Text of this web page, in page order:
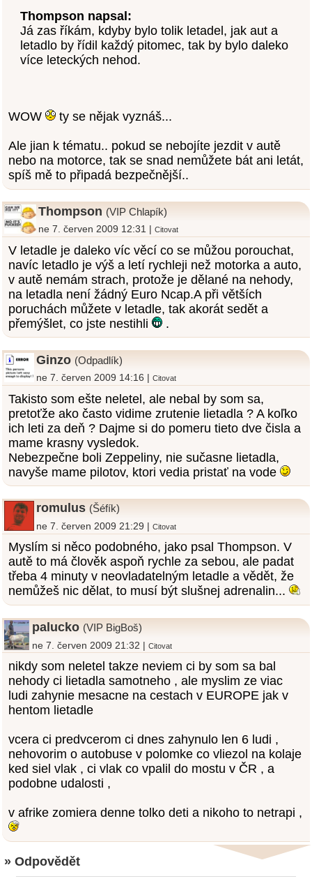
Thompson napsal:
Já zas říkám, kdyby bylo tolik letadel, jak aut a
letadlo by řídil každý pitomec, tak by bylo daleko
více leteckých nehod.
WOW ty se nějak vyznáš...
Ale jian k tématu.. pokud se nebojíte jezdit v autě
nebo na motorce, tak se snad nemůžete bát ani letát,
spíš mě to připadá bezpečnější..
Thompson (VIP Chlapík)
ne 7. červen 2009 12:31 |Citovat
V letadle je daleko víc věcí co se můžou porouchat,
navíc letadlo je výš a letí rychleji než motorka a auto,
v autě nemám strach, protože je dělané na nehody,
na letadla není žádný Euro Ncap.A při větších
poruchách můžete v letadle, tak akorát sedět a
přemýšlet, co jste nestihli
.
Ginzo (Odpadlík)
ne 7. červen 2009 14:16 |Citovat
Takisto som ešte neletel, ale nebal by som sa,
pretoťže ako často vidime zrutenie lietadla ? A koľko
ich leti za deň ? Dajme si do pomeru tieto dve čisla a
mame krasny vysledok.
Nebezpečne boli Zeppeliny, nie sučasne lietadla,
navyše mame pilotov, ktori vedia pristať na vode
romulus (Šéfík)
ne 7. červen 2009 21:29 |Citovat
Myslím si něco podobného, jako psal Thompson. V
autě to má člověk aspoň rychle za sebou, ale padat
třeba 4 minuty v neovladatelným letadle a vědět, že
nemůžeš nic dělat, to musí být slušnej adrenalin...
palucko (VIP BigBoš)
ne 7. červen 2009 21:32 | Citovat
nikdy som neletel takze neviem ci by som sa bal
nehody ci lietadla samotneho , ale myslim ze viac
ludi zahynie mesacne na cestach v EUROPE jak v
hentom lietadle
vcera ci predvcerom ci dnes zahynulo len 6 ludi ,
nehovorim o autobuse v polomke co vliezol na kolaje
ked siel vlak , ci vlak co vpalil do mostu v ČR , a
podobne udalosti ,
v afrike zomiera denne tolko deti a nikoho to netrapi ,
» Odpovědět